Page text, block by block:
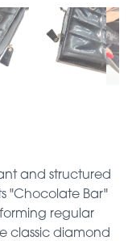
and structured
"Chocolate Bar"
regular
classic diamond